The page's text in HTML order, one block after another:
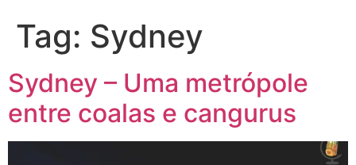
Tag: Sydney
Sydney – Uma metrópole
entre coalas e cangurus